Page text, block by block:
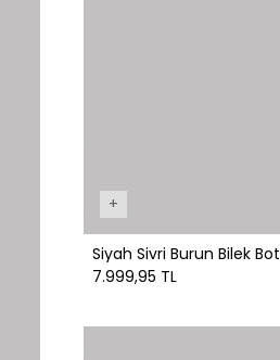
+
Siyah Sivri Burun Bilek Bot
7.999,95 TL